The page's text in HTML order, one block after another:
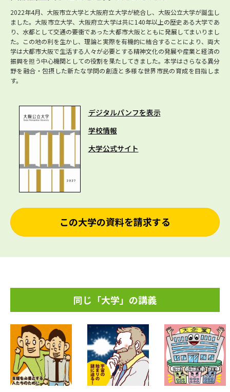
2022年4月、大阪市立大学と大阪府立大学が統合し、大阪公立大学が誕生し
ました。大阪市立大学、大阪府立大学は共に140年以上の歴史ある大学であ
り、水都として交通の要衝であった大都市大阪とともに発展してまいりまし
た。この地の利を生かし、理論と実際を有機的に結合することにより、両大
学は大都市大阪で生活する人々が必要とする精神文化の発展や産業と経済の
振興を担う中心機関としての役割を果たしてきました。本学はさらなる異分
野を融合・包摂した新たな学問の創造と多様な世界市民の育成を目指しま
す。
デジタルパンフを表示
学校情報
大学公式サイト
この大学の資料を請求する
同じ「大学」の講義